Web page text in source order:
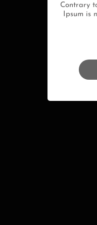
Contrary
Ipsum is